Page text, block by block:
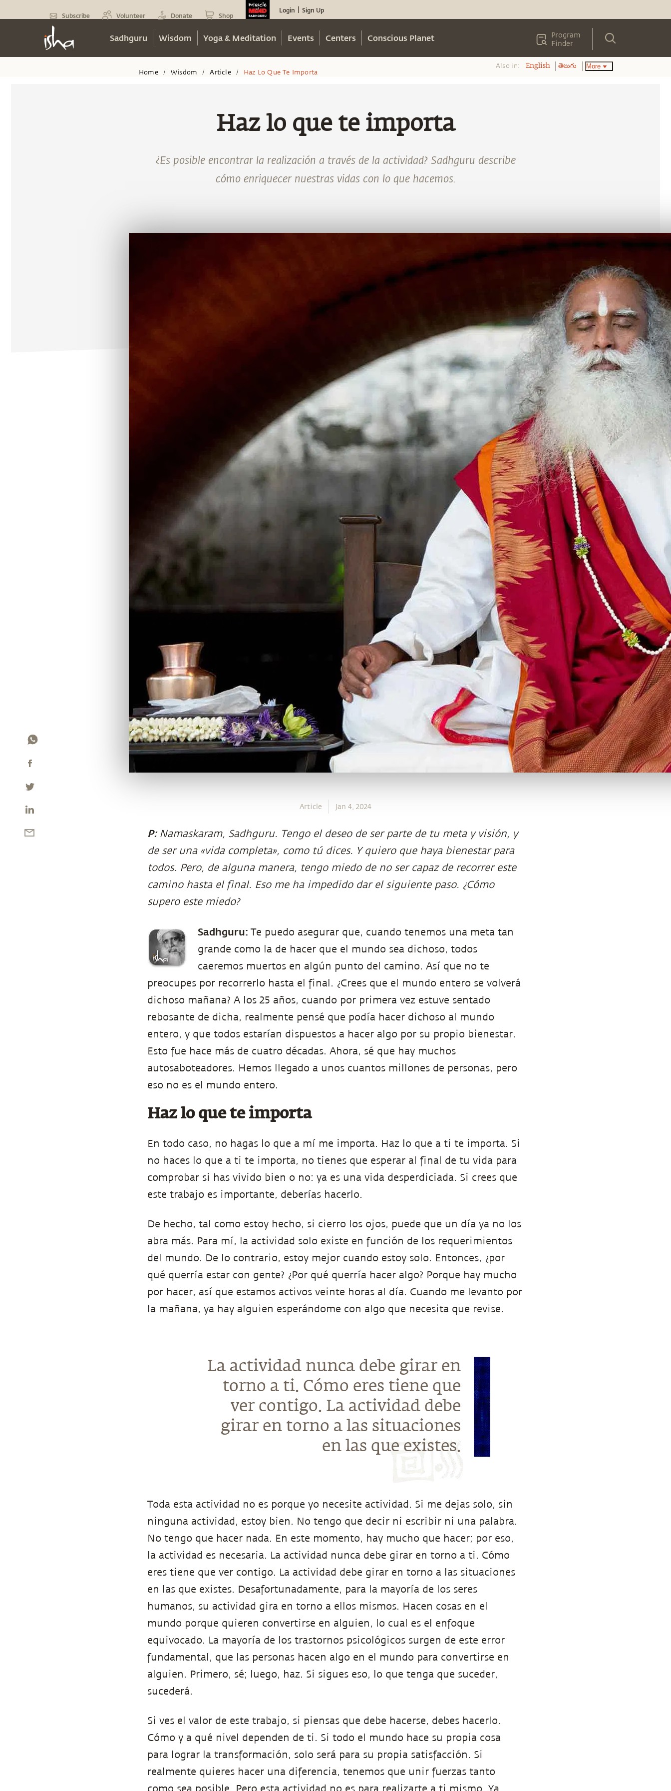
Subscribe Volunteer Donate Shop
Login Sign Up
Sadhguru Wisdom Yoga & Meditation Events Centers Conscious Planet
Program
Finder
Home / Wisdom / Article / Haz Lo Que Te Importa
Also in: English తెలుగు More
Haz lo que te importa
¿Es posible encontrar la realización a través de la actividad? Sadhguru describe
cómo enriquecer nuestras vidas con lo que hacemos.
Article Jan 4, 2024
P: Namaskaram, Sadhguru. Tengo el deseo de ser parte de tu meta y visión, y
de ser una «vida completa», como tú dices. Y quiero que haya bienestar para
todos. Pero, de alguna manera, tengo miedo de no ser capaz de recorrer este
camino hasta el final. Eso me ha impedido dar el siguiente paso. ¿Cómo
supero este miedo?
Sadhguru: Te puedo asegurar que, cuando tenemos una meta tan
grande como la de hacer que el mundo sea dichoso, todos
caeremos muertos en algún punto del camino. Así que no te
preocupes por recorrerlo hasta el final. ¿Crees que el mundo entero se volverá
dichoso mañana? A los 25 años, cuando por primera vez estuve sentado
rebosante de dicha, realmente pensé que podía hacer dichoso al mundo
entero, y que todos estarían dispuestos a hacer algo por su propio bienestar.
Esto fue hace más de cuatro décadas. Ahora, sé que hay muchos
autosaboteadores. Hemos llegado a unos cuantos millones de personas, pero
eso no es el mundo entero.
Haz lo que te importa
En todo caso, no hagas lo que a mí me importa. Haz lo que a ti te importa. Si
no haces lo que a ti te importa, no tienes que esperar al final de tu vida para
comprobar si has vivido bien o no: ya es una vida desperdiciada. Si crees que
este trabajo es importante, deberías hacerlo.
De hecho, tal como estoy hecho, si cierro los ojos, puede que un día ya no los
abra más. Para mí, la actividad solo existe en función de los requerimientos
del mundo. De lo contrario, estoy mejor cuando estoy solo. Entonces, ¿por
qué querría estar con gente? ¿Por qué querría hacer algo? Porque hay mucho
por hacer, así que estamos activos veinte horas al día. Cuando me levanto por
la mañana, ya hay alguien esperándome con algo que necesita que revise.
La actividad nunca debe girar en
torno a ti. Cómo eres tiene que
ver contigo. La actividad debe
girar en torno a las situaciones
en las que existes.
Toda esta actividad no es porque yo necesite actividad. Si me dejas solo, sin
ninguna actividad, estoy bien. No tengo que decir ni escribir ni una palabra.
No tengo que hacer nada. En este momento, hay mucho que hacer; por eso,
la actividad es necesaria. La actividad nunca debe girar en torno a ti. Cómo
eres tiene que ver contigo. La actividad debe girar en torno a las situaciones
en las que existes. Desafortunadamente, para la mayoría de los seres
humanos, su actividad gira en torno a ellos mismos. Hacen cosas en el
mundo porque quieren convertirse en alguien, lo cual es el enfoque
equivocado. La mayoría de los trastornos psicológicos surgen de este error
fundamental, que las personas hacen algo en el mundo para convertirse en
alguien. Primero, sé; luego, haz. Si sigues eso, lo que tenga que suceder,
sucederá.
Si ves el valor de este trabajo, si piensas que debe hacerse, debes hacerlo.
Cómo y a qué nivel dependen de ti. Si todo el mundo hace su propia cosa
para lograr la transformación, solo será para su propia satisfacción. Si
realmente quieres hacer una diferencia, tenemos que unir fuerzas tanto